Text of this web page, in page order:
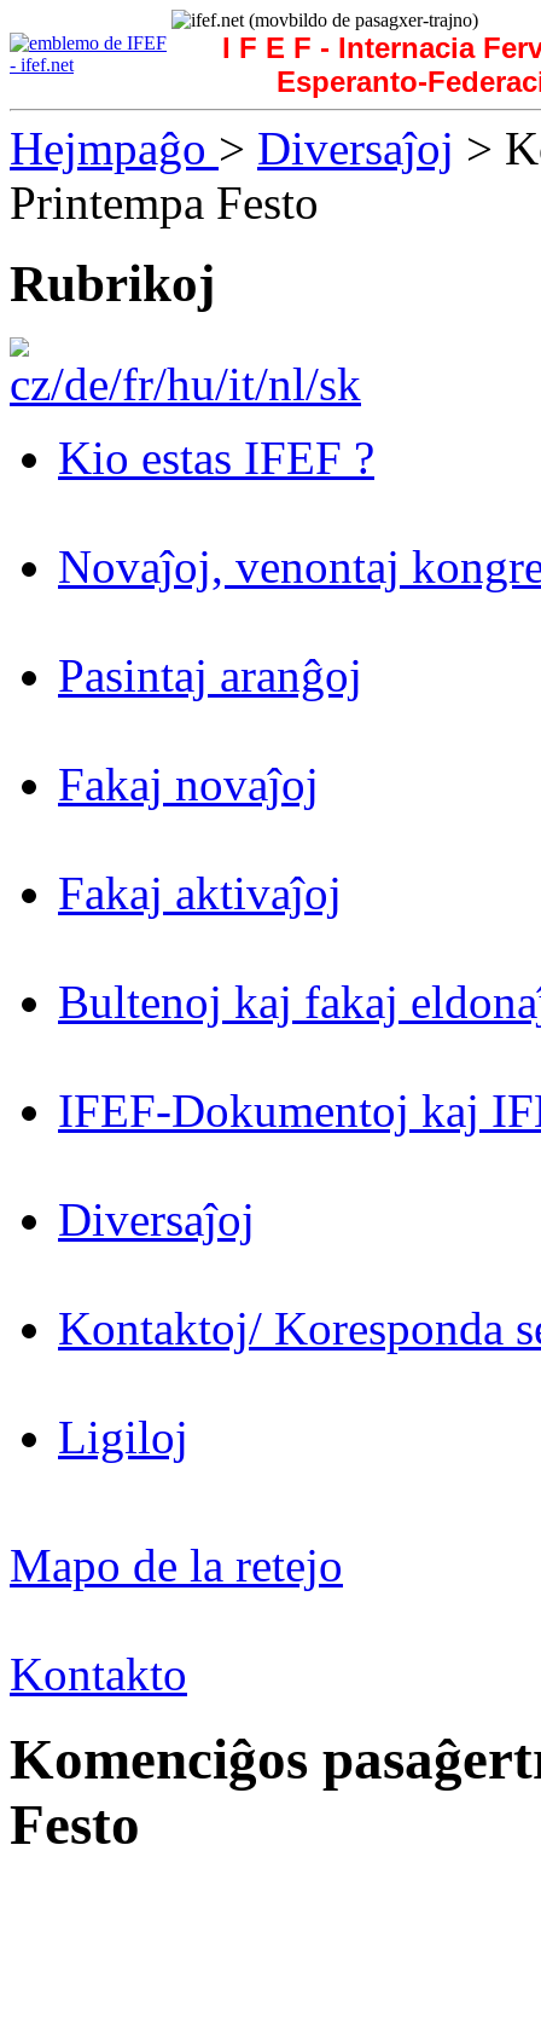
I F E F - Internacia
Esperanto-
Hejmpaĝo > Diversaĵoj >
Printempa Festo
Rubrikoj
Kio estas IFEF ?
Novaĵoj, venontaj
Pasintaj aranĝoj
Fakaj novaĵoj
Fakaj aktivaĵoj
Bultenoj kaj fakaj
IFEF-Dokumentoj kaj
Diversaĵoj
Kontaktoj/ Koresponda
Ligiloj
Mapo de la retejo
Kontakto
Komenciĝos
Festo